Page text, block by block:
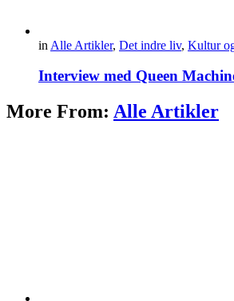
in Alle Artikler, Det indre liv, Kultur
Interview med Queen
More From: Alle Artikler